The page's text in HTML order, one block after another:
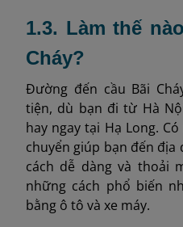
1.3. Làm thế
Cháy?
Đường đến cầu Bãi
tiện, dù bạn đi từ Hà
hay ngay tại Hạ Long.
chuyển giúp bạn đến
cách dễ dàng và thoải
những cách phổ biến
bằng ô tô và xe máy.